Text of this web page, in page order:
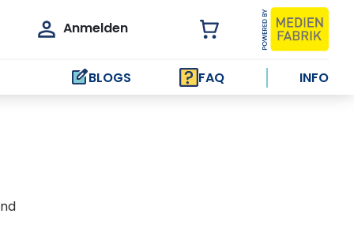
Anmelden
BLOGS FAQ INFO